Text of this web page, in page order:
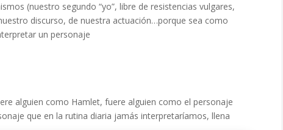
(nuestro segundo “yo”, libre de resistencias vulgares,
discurso, de nuestra actuación…porque sea como
un personaje
alguien como Hamlet, fuere alguien como el personaje
que en la rutina diaria jamás interpretaríamos, llena